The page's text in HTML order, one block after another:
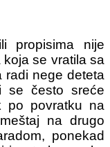
propisima nije
se vratila sa
radi nege deteta
se često sreće
po povratku na
na drugo
ponekad